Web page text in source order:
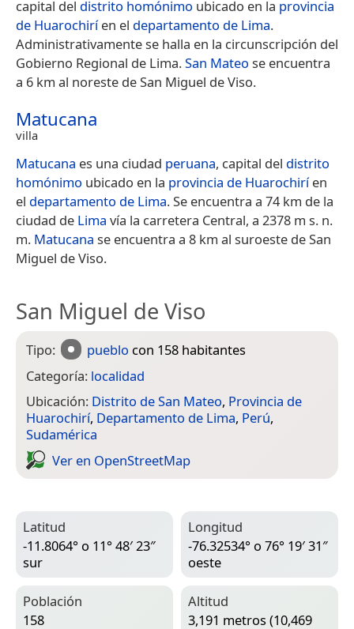
capital del distrito homónimo ubicado en la provincia
de Huarochiríen el departamento de Lima.
Administrativamente se halla en la circunscripción del
Gobierno Regional de Lima.San Mateo se encuentra
a 6 km al noreste de San Miguel de Viso.
Matucana
villa
Matucana es una ciudad peruana, capital del distrito
homónimo ubicado en la provincia de Huarochiríen
el departamento de Lima. Se encuentra a 74 km de la
ciudad de Lima vía la carretera Central, a 2378 m s. n.
m. Matucana se encuentra a 8 km al suroeste de San
Miguel de Viso.
San Miguel de Viso
Tipo: pueblo con 158 habitantes
Categoría: localidad
Ubicación: Distrito de San Mateo, Provincia de
Huarochirí, Departamento de Lima, Perú,
Sudamérica
Ver en Open­Street­Map
Latitud
-11.8064° o 11° 48′ 23″
sur
Longitud
-76.32534° o 76° 19′ 31″
oeste
Población
158
Altitud
3,191 metros (10,469